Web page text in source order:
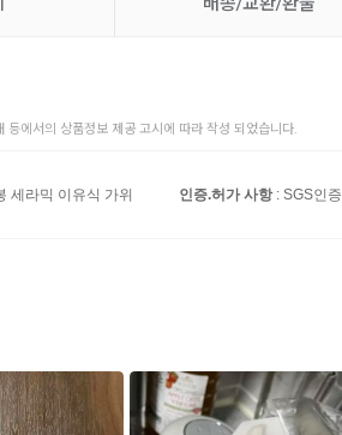
등에서의 상품정보 제공 고시에 따라 작성 되었습니다.
세라믹 이유식 가위 인증.허가 사항: SGS인증